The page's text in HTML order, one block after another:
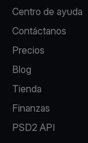
Centro de ayuda
Contáctanos
Precios
Blog
Tienda
Finanzas
PSD2 API